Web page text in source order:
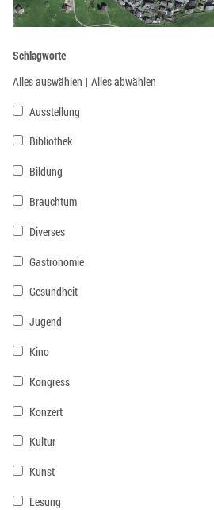
Schlagworte
Alles auswählen | Alles abwählen
Ausstellung
Bibliothek
Bildung
Brauchtum
Diverses
Gastronomie
Gesundheit
Jugend
Kino
Kongress
Konzert
Kultur
Kunst
Lesung